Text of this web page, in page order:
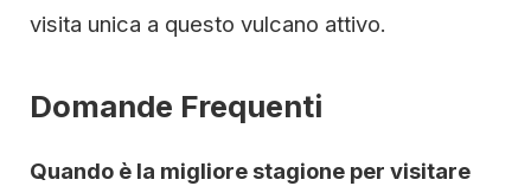
visita unica a questo vulcano attivo.
Domande Frequenti
Quando è la migliore stagione per visitare